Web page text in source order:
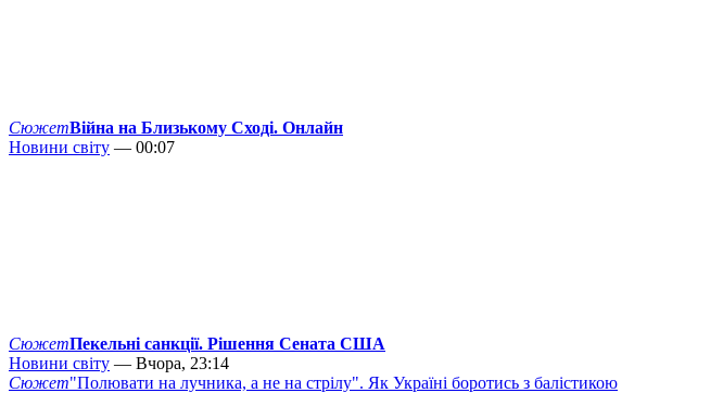
СюжетВійна на Близькому Сході. Онлайн
Новини світу — 00:07
СюжетПекельні санкції. Рішення Сената США
Новини світу — Вчора, 23:14
Сюжет"Полювати на лучника, а не на стрілу". Як Україні боротись з балістикою